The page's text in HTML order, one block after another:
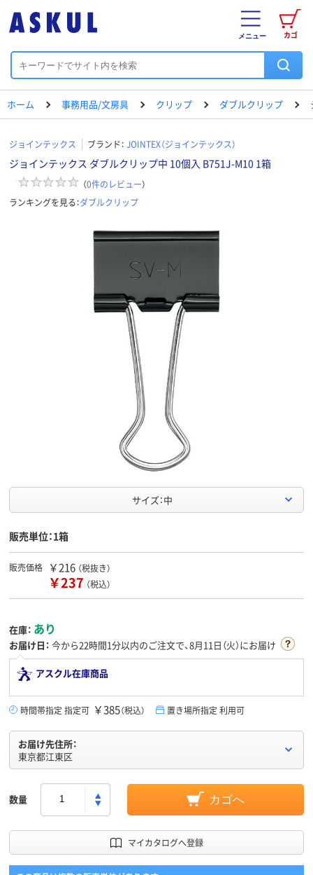
カゴ
メニュー
ホーム 事務用品/文房具 クリップ ダブルクリップ
ジョインテックス ブランド： JOINTEX（ジョインテックス）
ジョインテックス ダブルクリップ中 10個入 B751J-M10 1箱
（0件のレビュー）
ランキングを見る：ダブルクリップ
サイズ：中
販売単位：1箱
販売価格 ￥216 （税抜き）
￥237 （税込）
在庫： あり
お届け日： 今から22時間1分以内のご注文で、8月11日（火）にお届け
アスクル在庫商品
時間帯指定 指定可 ￥385（税込） 置き場所指定 利用可
お届け先住所：
東京都江東区
数量 カゴへ
マイカタログへ登録